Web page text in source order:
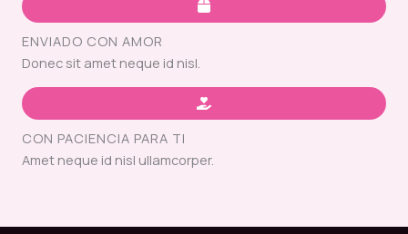
ENVIADO CON AMOR
Donec sit amet neque id nisl.
CON PACIENCIA PARA TI
Amet neque id nisl ullamcorper.